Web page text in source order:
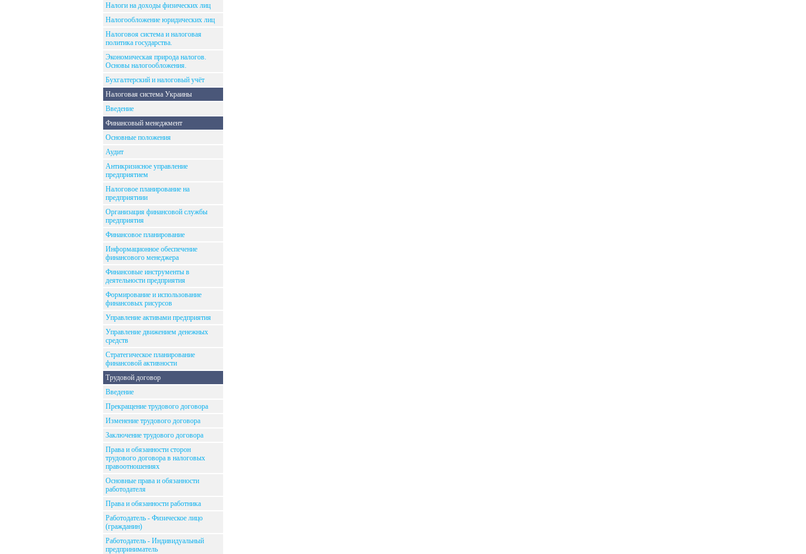
Налоги на доходы физических лиц
Налогообложение юридических лиц
Налоговоя система и налоговая
политика государства.
Экономическая природа налогов.
Основы налогообложения.
Бухгалтерский и налоговый учёт
Налоговая система Украины
Введение
Финансовый менеджмент
Основные положения
Аудит
Антикризисное управление
предприятием
Налоговое планирование на
предприятиии
Организация финансовой службы
предприятия
Финансовое планирование
Информационное обеспечение
финансового менеджера
Финансовые инструменты в
деятельности предприятия
Формирование и использование
финансовых рисурсов
Управление активами предприятия
Управление движением денежных
средств
Стратегическое планирование
финансовой активности
Трудовой договор
Введение
Прекращение трудового договора
Изменение трудового договора
Заключение трудового договора
Права и обязанности сторон
трудового договора в налоговых
правоотношениях
Основные права и обязанности
работодателя
Права и обязанности работника
Работодатель - Физическое лицо
(гражданин)
Работодатель - Индивидуальный
предприниматель